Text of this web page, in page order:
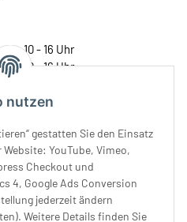
nutzen
gestatten Sie den Einsatz
YouTube, Vimeo,
Checkout und
4, Google Ads Conversion
jederzeit ändern
Weitere Details finden Sie
10 - 16 Uhr
10 - 16 Uhr
10 - 18 Uhr
10 - 14 Uhr